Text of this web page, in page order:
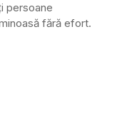
persoane
fără efort.